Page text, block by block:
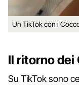
Un TikTok con i
Il ritorno
Su TikTok sono